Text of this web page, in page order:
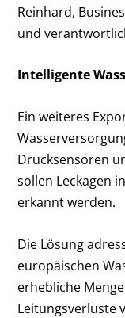
Reinhard,
und
Intelligente
Ein weiteres
Drucksensoren
sollen Leckagen
erkannt werden.
Die Lösung
europäischen
erhebliche
Leitungsverluste